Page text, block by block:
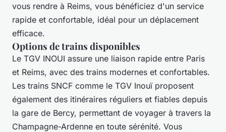
vous rendre à Reims, vous bénéficiez d'un service
rapide et confortable, idéal pour un déplacement
efficace.
Options de trains disponibles
Le TGV INOUI assure une liaison rapide entre Paris
et Reims, avec des trains modernes et confortables.
Les trains SNCF comme le TGV Inouï proposent
également des itinéraires réguliers et fiables depuis
la gare de Bercy, permettant de voyager à travers la
Champagne-Ardenne en toute sérénité. Vous